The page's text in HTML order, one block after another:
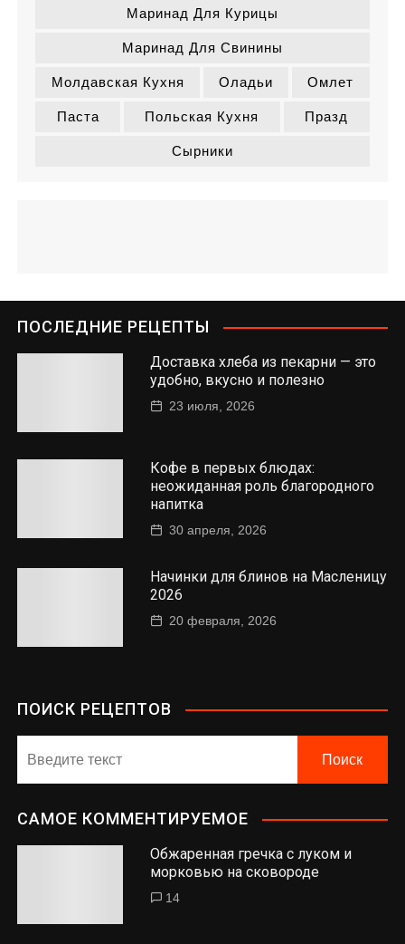
Маринад Для Курицы
Маринад Для Свинины
Молдавская Кухня Оладьи Омлет
Паста Польская Кухня Празд
Сырники
ПОСЛЕДНИЕ РЕЦЕПТЫ
Доставка хлеба из пекарни — это
удобно, вкусно и полезно
23 июля, 2026
Кофе в первых блюдах:
неожиданная роль благородного
напитка
30 апреля, 2026
Начинки для блинов на Масленицу
2026
20 февраля, 2026
ПОИСК РЕЦЕПТОВ
САМОЕ КОММЕНТИРУЕМОЕ
Обжаренная гречка с луком и
морковью на сковороде
14